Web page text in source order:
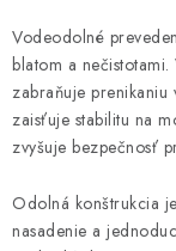
Vodeodolné
blatom a nečistotami.
zabraňuje
zaisťuje stabilitu na
zvyšuje bezpečnosť
Odolná konštrukcia
nasadenie a